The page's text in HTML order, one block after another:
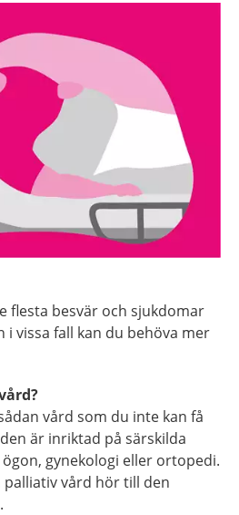
flesta besvär och sjukdomar
i vissa fall kan du behöva mer
vård som du inte kan få
är inriktad på särskilda
gynekologi eller ortopedi.
vård hör till den